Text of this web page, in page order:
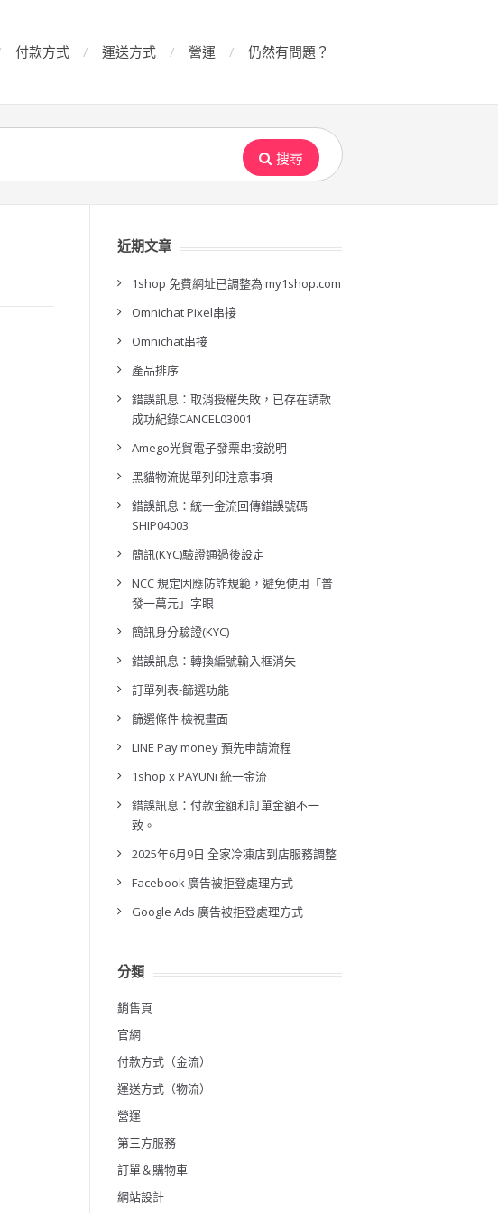
付款方式 運送方式 營運 仍然有問題？
搜尋
近期文章
1shop 免費網址已調整為 my1shop.com
Omnichat Pixel串接
Omnichat串接
產品排序
錯誤訊息：取消授權失敗，已存在請款
成功紀錄CANCEL03001
Amego光貿電子發票串接說明
黑貓物流拋單列印注意事項
錯誤訊息：統一金流回傳錯誤號碼
SHIP04003
簡訊(KYC)驗證通過後設定
NCC 規定因應防詐規範，避免使用「普
發一萬元」字眼
簡訊身分驗證(KYC)
錯誤訊息：轉換編號輸入框消失
訂單列表-篩選功能
篩選條件:檢視畫面
LINE Pay money 預先申請流程
1shop x PAYUNi 統一金流
錯誤訊息：付款金額和訂單金額不一
致。
2025年6月9日 全家冷凍店到店服務調整
Facebook 廣告被拒登處理方式
Google Ads 廣告被拒登處理方式
分類
銷售頁
官網
付款方式（金流）
運送方式（物流）
營運
第三方服務
訂單＆購物車
網站設計